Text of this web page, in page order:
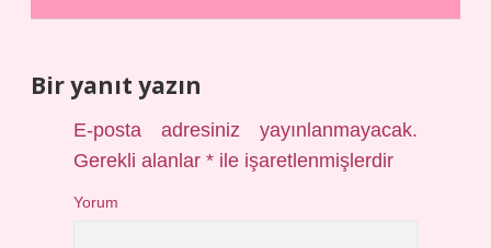
Bir yanıt yazın
E-posta adresiniz yayınlanmayacak.
Gerekli alanlar* ile işaretlenmişlerdir
Yorum